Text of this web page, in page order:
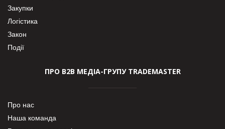
Закупки
Логістика
Закон
Події
ПРО В2В МЕДІА-ГРУПУ TRADEMASTER
Про нас
Наша команда